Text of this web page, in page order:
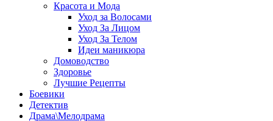
Красота и Мода
Уход за Волосами
Уход За Лицом
Уход За Телом
Идеи маникюра
Домоводство
Здоровье
Лучшие Рецепты
Боевики
Детектив
Драма\Мелодрама